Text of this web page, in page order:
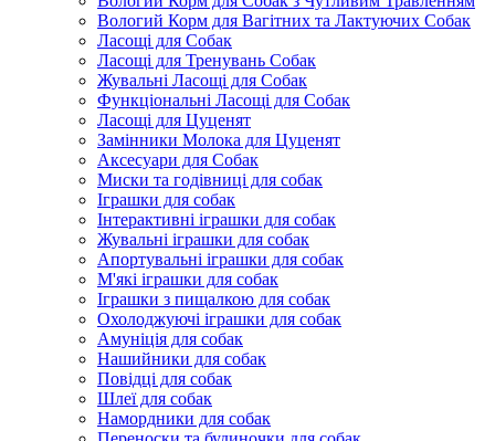
Вологий Корм для Вагітних та Лактуючих Собак
Ласощі для Собак
Ласощі для Тренувань Собак
Жувальні Ласощі для Собак
Функціональні Ласощі для Собак
Ласощі для Цуценят
Замінники Молока для Цуценят
Аксесуари для Собак
Миски та годівниці для собак
Іграшки для собак
Інтерактивні іграшки для собак
Жувальні іграшки для собак
Апортувальні іграшки для собак
М'які іграшки для собак
Іграшки з пищалкою для собак
Охолоджуючі іграшки для собак
Амуніція для собак
Нашийники для собак
Повідці для собак
Шлеї для собак
Намордники для собак